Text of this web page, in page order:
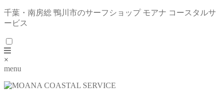
千葉・南房総 鴨川市のサーフショップ モアナ コースタルサ
ービス
×
menu